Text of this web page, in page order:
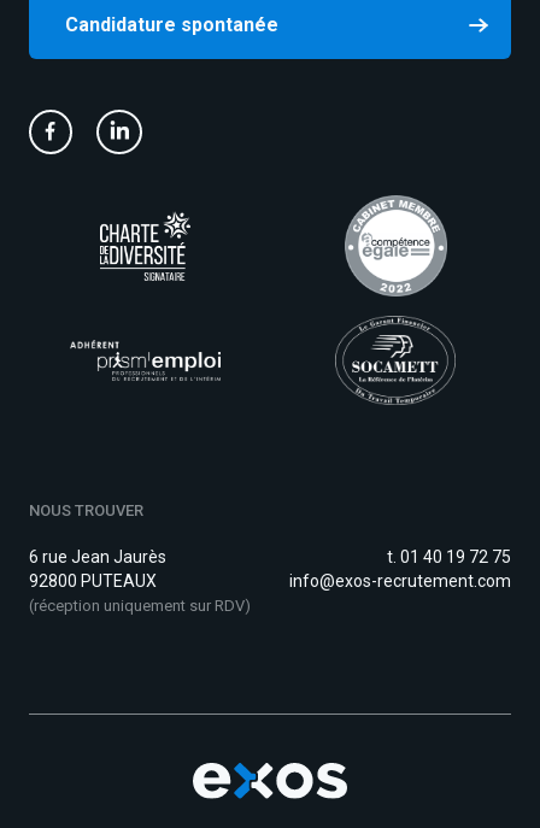
Candidature spontanée
NOUS TROUVER
6 rue Jean Jaurès
92800 PUTEAUX
(réception uniquement sur RDV)
t. 01 40 19 72 75
info@exos-recrutement.com